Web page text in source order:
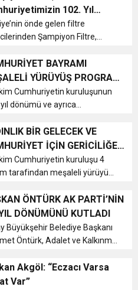
EMRAH
ZİYARET
aynı sofrada
hazırlanıyor.
...
102. Yıl
Paylaştı
önde gelen filtre
Şampiyon Filtre,
29 Ekim Cumhuriyet
102. yılı dolayısıyla
bir mesaj yayımladı....
BAYRAMI
YÜRÜYÜŞ PROGRAMI
Cumhuriyetin kuruluşunun
dönümü ve ayrıca
meşaleli yürüyüş
düzenledi....
BİR GELECEK VE
İÇİN GERİCİLİĞE
BİRLİKTE YÜRÜYORUZ
Cumhuriyetin kuruluşu 4
tarafindan meşaleli yürüyüş
ÖNTÜRK AK PARTİ’NİN
DÖNÜMÜNÜ KUTLADI
Büyükşehir Belediye Başkanı
Öntürk, Adalet ve Kalkınma
yıl dönümü dolayısıyla bir
yayımladı....
Akgöl: “Eczacı Varsa
Var”